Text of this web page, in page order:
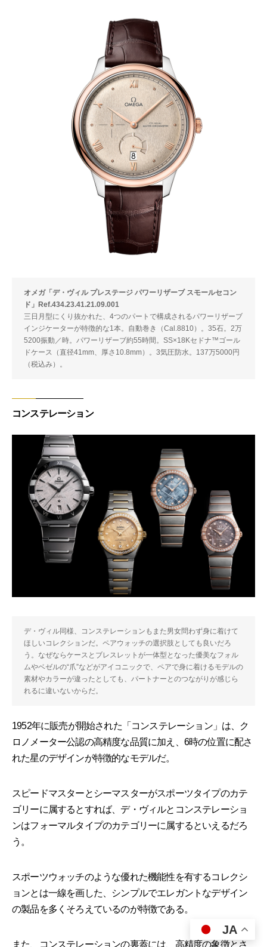
オメガ「デ・ヴィル プレステージ パワーリザーブ スモールセコン
ド」Ref.434.23.41.21.09.001
三日月型にくり抜かれた、4つのパートで構成されるパワーリザーブ
インジケーターが特徴的な1本。自動巻き（Cal.8810）。35石。2万
5200振動／時。パワーリザーブ約55時間。SS×18Kセドナ™ゴール
ドケース（直径41mm、厚さ10.8mm）。3気圧防水。137万5000円
（税込み）。
コンステレーション
デ・ヴィル同様、コンステレーションもまた男女問わず身に着けて
ほしいコレクションだ。ペアウォッチの選択肢としても良いだろ
う。なぜならケースとブレスレットが一体型となった優美なフォル
ムやベゼルの“爪”などがアイコニックで、ペアで身に着けるモデルの
素材やカラーが違ったとしても、パートナーとのつながりが感じら
れるに違いないからだ。
1952年に販売が開始された「コンステレーション」は、ク
ロノメーター公認の高精度な品質に加え、6時の位置に配さ
れた星のデザインが特徴的なモデルだ。
スピードマスターとシーマスターがスポーツタイプのカテ
ゴリーに属するとすれば、デ・ヴィルとコンステレーショ
ンはフォーマルタイプのカテゴリーに属するといえるだろ
う。
スポーツウォッチのような優れた機能性を有するコレクシ
ョンとは一線を画した、シンプルでエレガントなデザイン
の製品を多くそろえているのが特徴である。
また、コンステレーションの裏蓋には、高精度の象徴とさ
JA